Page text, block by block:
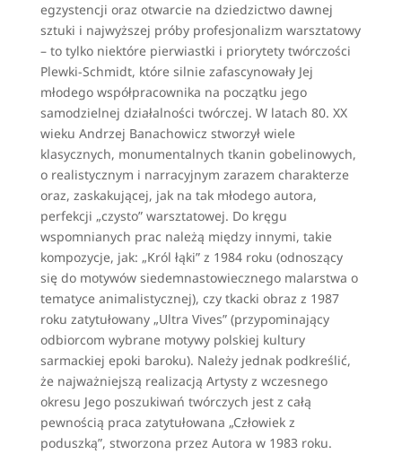
egzystencji oraz otwarcie na dziedzictwo dawnej
sztuki i najwyższej próby profesjonalizm warsztatowy
– to tylko niektóre pierwiastki i priorytety twórczości
Plewki-Schmidt, które silnie zafascynowały Jej
młodego współpracownika na początku jego
samodzielnej działalności twórczej. W latach 80. XX
wieku Andrzej Banachowicz stworzył wiele
klasycznych, monumentalnych tkanin gobelinowych,
o realistycznym i narracyjnym zarazem charakterze
oraz, zaskakującej, jak na tak młodego autora,
perfekcji „czysto” warsztatowej. Do kręgu
wspomnianych prac należą między innymi, takie
kompozycje, jak: „Król łąki” z 1984 roku (odnoszący
się do motywów siedemnastowiecznego malarstwa o
tematyce animalistycznej), czy tkacki obraz z 1987
roku zatytułowany „Ultra Vives” (przypominający
odbiorcom wybrane motywy polskiej kultury
sarmackiej epoki baroku). Należy jednak podkreślić,
że najważniejszą realizacją Artysty z wczesnego
okresu Jego poszukiwań twórczych jest z całą
pewnością praca zatytułowana „Człowiek z
poduszką”, stworzona przez Autora w 1983 roku.